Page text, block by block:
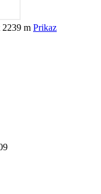
2239 m Prikaz